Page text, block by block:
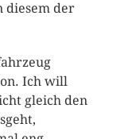
diesem der
Ich will
gleich den